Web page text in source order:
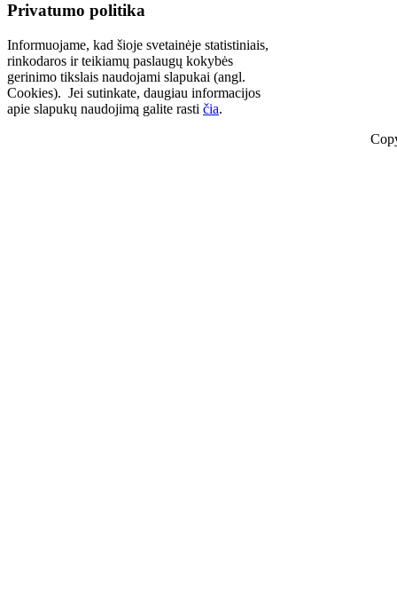
Privatumo politika
Informuojame, kad šioje svetainėje statistiniais,
rinkodaros ir teikiamų paslaugų kokybės
gerinimo tikslais naudojami slapukai (angl.
Cookies). Jei sutinkate, daugiau informacijos
apie slapukų naudojimą galite rasti čia.